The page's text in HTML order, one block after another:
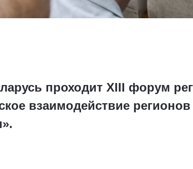
проходит XIII форум
взаимодействие